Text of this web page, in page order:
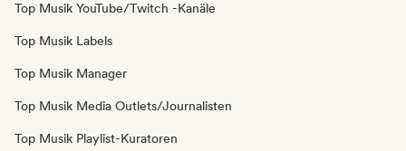
Top Musik YouTube/Twitch -Kanäle
Top Musik Labels
Top Musik Manager
Top Musik Media Outlets/Journalisten
Top Musik Playlist-Kuratoren